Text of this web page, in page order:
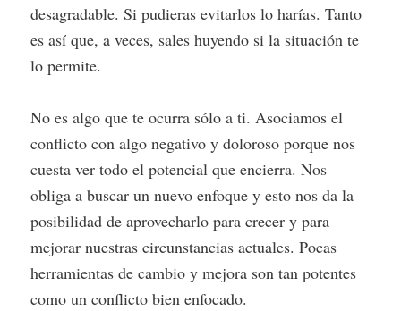
desagradable. Si pudieras evitarlos lo harías. Tanto
es así que, a veces, sales huyendo si la situación te
lo permite.
No es algo que te ocurra sólo a ti. Asociamos el
conflicto con algo negativo y doloroso porque nos
cuesta ver todo el potencial que encierra. Nos
obliga a buscar un nuevo enfoque y esto nos da la
posibilidad de aprovecharlo para crecer y para
mejorar nuestras circunstancias actuales. Pocas
herramientas de cambio y mejora son tan potentes
como un conflicto bien enfocado.